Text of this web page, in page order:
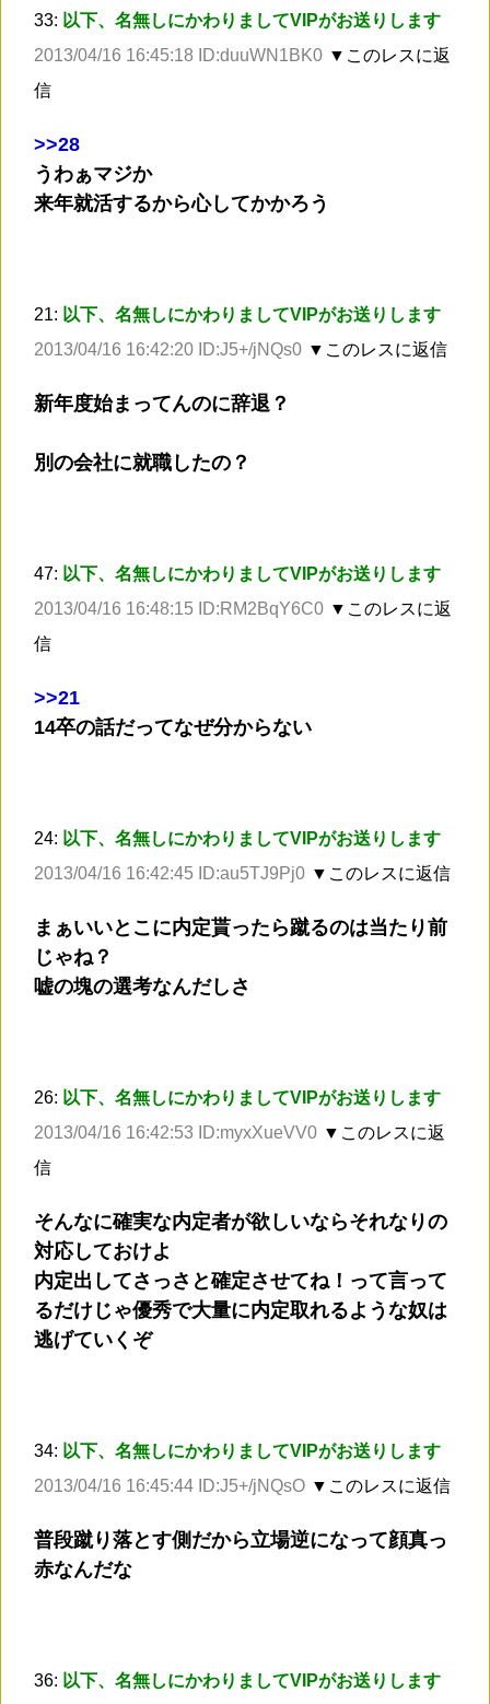
33: 以下、名無しにかわりましてVIPがお送りします
2013/04/16 16:45:18 ID:duuWN1BK0 ▼このレスに返
信
>>28
うわぁマジか
来年就活するから心してかかろう
21: 以下、名無しにかわりましてVIPがお送りします
2013/04/16 16:42:20 ID:J5+/jNQs0 ▼このレスに返信
新年度始まってんのに辞退？
別の会社に就職したの？
47: 以下、名無しにかわりましてVIPがお送りします
2013/04/16 16:48:15 ID:RM2BqY6C0 ▼このレスに返
信
>>21
14卒の話だってなぜ分からない
24: 以下、名無しにかわりましてVIPがお送りします
2013/04/16 16:42:45 ID:au5TJ9Pj0 ▼このレスに返信
まぁいいとこに内定貰ったら蹴るのは当たり前
じゃね？
嘘の塊の選考なんだしさ
26: 以下、名無しにかわりましてVIPがお送りします
2013/04/16 16:42:53 ID:myxXueVV0 ▼このレスに返
信
そんなに確実な内定者が欲しいならそれなりの
対応しておけよ
内定出してさっさと確定させてね！って言って
るだけじゃ優秀で大量に内定取れるような奴は
逃げていくぞ
34: 以下、名無しにかわりましてVIPがお送りします
2013/04/16 16:45:44 ID:J5+/jNQsO ▼このレスに返信
普段蹴り落とす側だから立場逆になって顔真っ
赤なんだな
36: 以下、名無しにかわりましてVIPがお送りします